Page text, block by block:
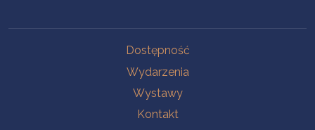
Dostępność
Wydarzenia
Wystawy
Kontakt